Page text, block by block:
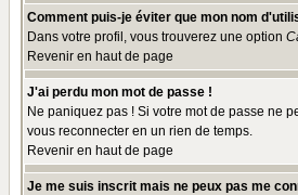
Comment puis-je éviter que mon nom
Dans votre profil, vous trouverez une option
Revenir en haut de page
J'ai perdu mon mot de passe !
Ne paniquez pas ! Si votre mot de passe ne
vous reconnecter en un rien de temps.
Revenir en haut de page
Je me suis inscrit mais ne peux pas me